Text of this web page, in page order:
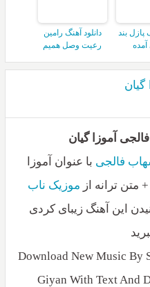
پازل بند
دانلود آهنگ رامین
رعیت وصل همیم
آموزا گیان
فالجی با عنوان آموزا
موزیک ناب
این آهنگ زیبای کردی
Download New Music By
Giyan With Text And